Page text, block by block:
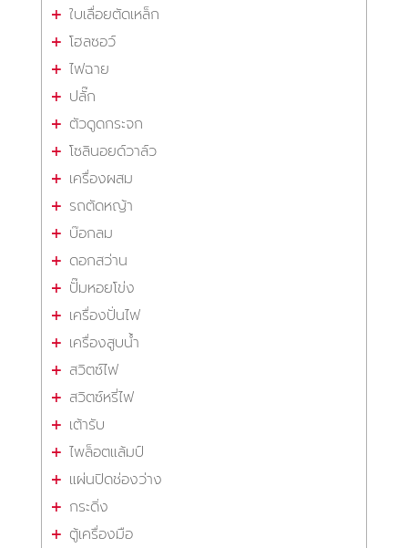
ใบเลื่อยตัดเหล็ก
โฮลซอว์
ไฟฉาย
ปลั๊ก
ตัวดูดกระจก
โซลินอยด์วาล์ว
เครื่องผสม
รถตัดหญ้า
บ๊อกลม
ดอกสว่าน
ปั๊มหอยโข่ง
เครื่องปั่นไฟ
เครื่องสูบน้ำ
สวิตซ์ไฟ
สวิตซ์หรี่ไฟ
เต้ารับ
ไพล็อตแล้มป์
แผ่นปิดช่องว่าง
กระดิ่ง
ตู้เครื่องมือ